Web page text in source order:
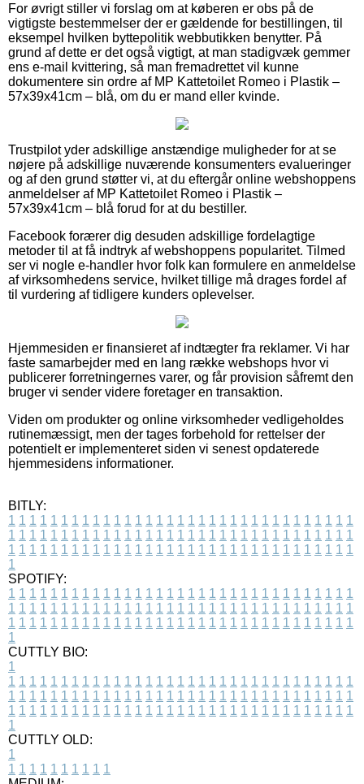
For øvrigt stiller vi forslag om at køberen er obs på de
vigtigste bestemmelser der er gældende for bestillingen, til
eksempel hvilken byttepolitik webbutikken benytter. På
grund af dette er det også vigtigt, at man stadigvæk gemmer
ens e-mail kvittering, så man fremadrettet vil kunne
dokumentere sin ordre af MP Kattetoilet Romeo i Plastik –
57x39x41cm – blå, om du er mand eller kvinde.
Trustpilot yder adskillige anstændige muligheder for at se
nøjere på adskillige nuværende konsumenters evalueringer
og af den grund støtter vi, at du eftergår online webshoppens
anmeldelser af MP Kattetoilet Romeo i Plastik –
57x39x41cm – blå forud for at du bestiller.
Facebook forærer dig desuden adskillige fordelagtige
metoder til at få indtryk af webshoppens popularitet. Tilmed
ser vi nogle e-handler hvor folk kan formulere en anmeldelse
af virksomhedens service, hvilket tillige må drages fordel af
til vurdering af tidligere kunders oplevelser.
Hjemmesiden er finansieret af indtægter fra reklamer. Vi har
faste samarbejder med en lang række webshops hvor vi
publicerer forretningernes varer, og får provision såfremt den
bruger vi sender videre foretager en transaktion.
Viden om produkter og online virksomheder vedligeholdes
rutinemæssigt, men der tages forbehold for rettelser der
potentielt er implementeret siden vi senest opdaterede
hjemmesidens informationer.
BITLY:
1 1 1 1 1 1 1 1 1 1 1 1 1 1 1 1 1 1 1 1 1 1 1 1 1 1 1 1 1 1 1 1 1
1 1 1 1 1 1 1 1 1 1 1 1 1 1 1 1 1 1 1 1 1 1 1 1 1 1 1 1 1 1 1 1 1
1 1 1 1 1 1 1 1 1 1 1 1 1 1 1 1 1 1 1 1 1 1 1 1 1 1 1 1 1 1 1 1 1
1
SPOTIFY:
1 1 1 1 1 1 1 1 1 1 1 1 1 1 1 1 1 1 1 1 1 1 1 1 1 1 1 1 1 1 1 1 1
1 1 1 1 1 1 1 1 1 1 1 1 1 1 1 1 1 1 1 1 1 1 1 1 1 1 1 1 1 1 1 1 1
1 1 1 1 1 1 1 1 1 1 1 1 1 1 1 1 1 1 1 1 1 1 1 1 1 1 1 1 1 1 1 1 1
1
CUTTLY BIO:
1
1 1 1 1 1 1 1 1 1 1 1 1 1 1 1 1 1 1 1 1 1 1 1 1 1 1 1 1 1 1 1 1 1
1 1 1 1 1 1 1 1 1 1 1 1 1 1 1 1 1 1 1 1 1 1 1 1 1 1 1 1 1 1 1 1 1
1 1 1 1 1 1 1 1 1 1 1 1 1 1 1 1 1 1 1 1 1 1 1 1 1 1 1 1 1 1 1 1 1
1
CUTTLY OLD:
1
1 1 1 1 1 1 1 1 1 1